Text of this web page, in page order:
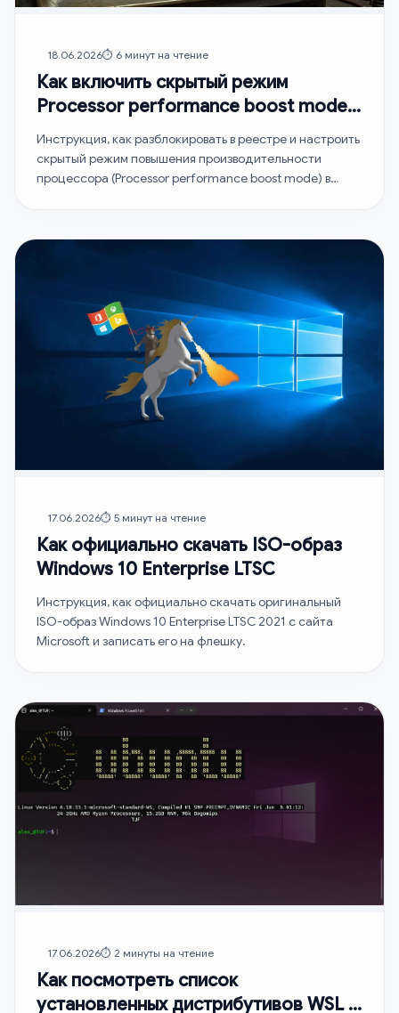
18.06.2026⏱️ 6 минут на чтение
Как включить скрытый режим
Processor performance boost mode в
Windows 11
Инструкция, как разблокировать в реестре и настроить
скрытый режим повышения производительности
процессора (Processor performance boost mode) в
17.06.2026⏱️ 5 минут на чтение
Как официально скачать ISO-образ
Windows 10 Enterprise LTSC
Инструкция, как официально скачать оригинальный
ISO-образ Windows 10 Enterprise LTSC 2021 с сайта
Microsoft и записать его на флешку.
17.06.2026⏱️ 2 минуты на чтение
Как посмотреть список
установленных дистрибутивов WSL в